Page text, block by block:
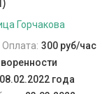
Горчакова
Оплата: 300 руб/час
08.02.2022 года